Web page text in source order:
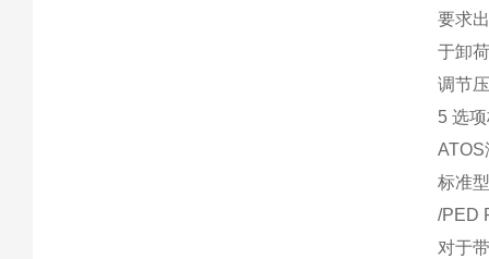
要求
于卸
调节
5 选
ATOS
标准
/PED
对于